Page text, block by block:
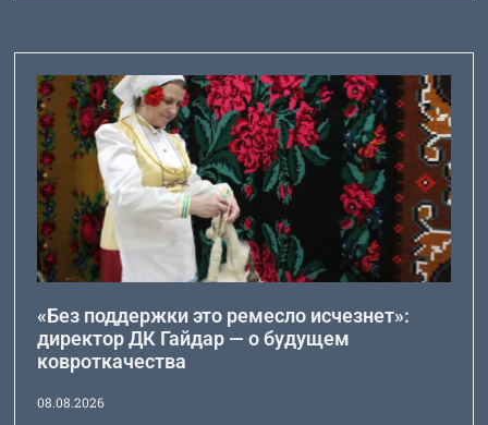
«Без поддержки это ремесло исчезнет»:
директор ДК Гайдар — о будущем
ковроткачества
08.08.2026